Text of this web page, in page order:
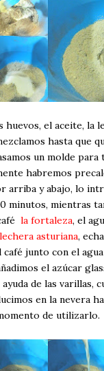
huevos, el aceite, la
hasta que
un molde para
habremos
arriba y abajo, lo
minutos, mientras
la fortaleza, el
asturiana,
café junto con el
el azúcar
de las varillas,
en la nevera
de utilizarlo.